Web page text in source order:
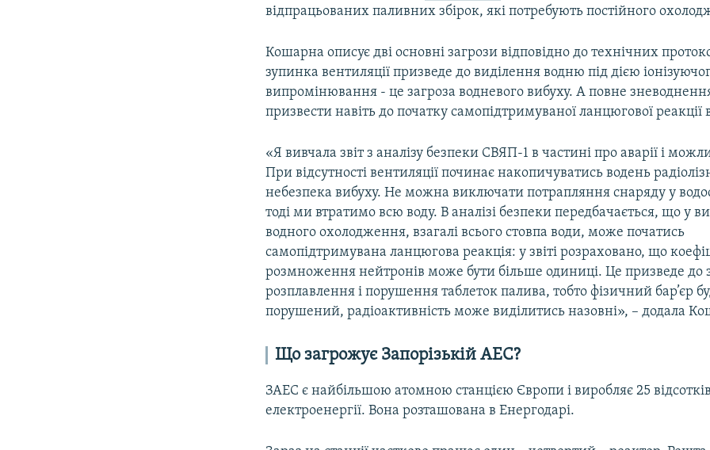
відпрацьованих паливних збірок, які потребують постійного
Кошарна описує дві основні загрози відповідно до технічних
зупинка вентиляції призведе до виділення водню під дією
випромінювання - це загроза водневого вибуху. А повне
призвести навіть до початку самопідтримуваної ланцюгової реакції
«Я вивчала звіт з аналізу безпеки СВЯП-1 в частині про аварії і
При відсутності вентиляції починає накопичуватись водень
небезпека вибуху. Не можна виключати потрапляння снаряду у
тоді ми втратимо всю воду. В аналізі безпеки передбачається, що у
водного охолодження, взагалі всього стовпа води, може початись
самопідтримувана ланцюгова реакція: у звіті розраховано, що
розмноження нейтронів може бути більше одиниці. Це призведе до
розплавлення і порушення таблеток палива, тобто фізичний бар’єр
порушений, радіоактивність може виділитись назовні», – додала
Що загрожує Запорізькій АЕС?
ЗАЕС є найбільшою атомною станцією Європи і виробляє 25
електроенергії. Вона розташована в Енергодарі.